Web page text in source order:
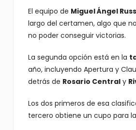
El equipo de Miguel Ángel
largo del certamen, algo que
no poder conseguir victorias.
La segunda opción está en la
año, incluyendo Apertura y
detrás de Rosario Centraly
Los dos primeros de esa
tercero obtiene un cupo para